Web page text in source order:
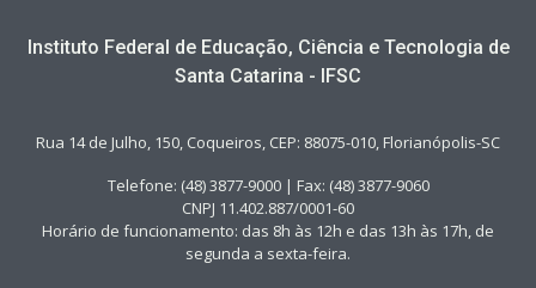
Instituto Federal de Educação, Ciência e Tecnologia de
Santa Catarina - IFSC
Rua 14 de Julho, 150, Coqueiros, CEP: 88075-010, Florianópolis-SC
Telefone: (48) 3877-9000 | Fax: (48) 3877-9060
CNPJ 11.402.887/0001-60
Horário de funcionamento: das 8h às 12h e das 13h às 17h, de
segunda a sexta-feira.